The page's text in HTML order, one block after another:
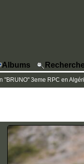
Albums
"BRUNO" 3eme RPC en